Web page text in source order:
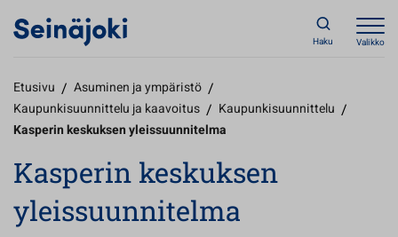
Haku Valikko
Etusivu / Asuminen ja ympäristö /
Kaupunkisuunnittelu ja kaavoitus / Kaupunkisuunnittelu /
Kasperin keskuksen yleissuunnitelma
Kasperin keskuksen
yleissuunnitelma